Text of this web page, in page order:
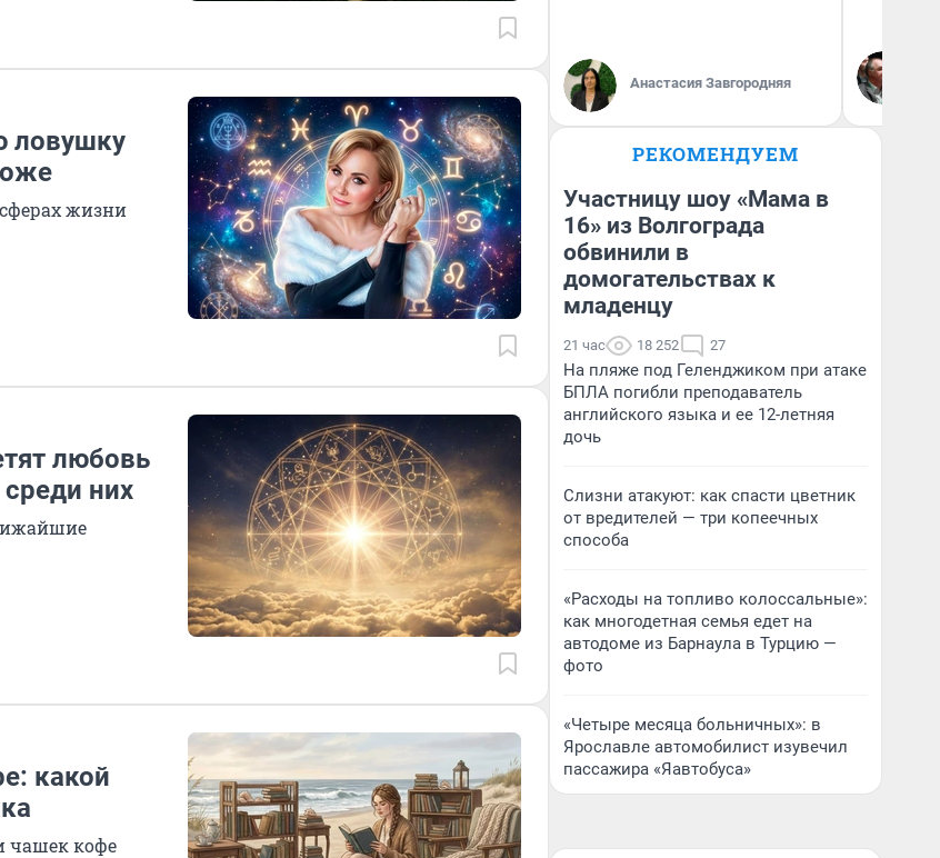
ловушку
жизни
любовь
них
какой
чашек кофе
Анастасия Завгородняя
РЕКОМЕНДУЕМ
Участницу шоу «Мама в
16» из Волгограда
обвинили в
домогательствах к
младенцу
21 час 18 252 27
На пляже под Геленджиком при атаке
БПЛА погибли преподаватель
английского языка и ее 12-летняя
дочь
Слизни атакуют: как спасти цветник
от вредителей — три копеечных
способа
«Расходы на топливо колоссальные»:
как многодетная семья едет на
автодоме из Барнаула в Турцию —
фото
«Четыре месяца больничных»: в
Ярославле автомобилист изувечил
пассажира «Яавтобуса»